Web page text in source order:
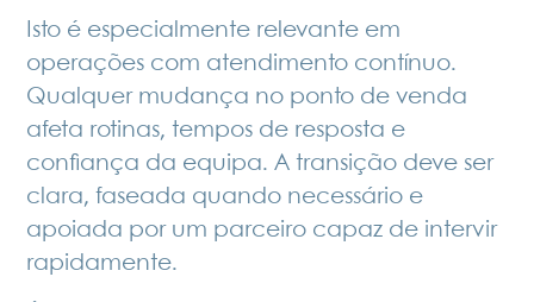
Isto é especialmente relevante em
operações com atendimento contínuo.
Qualquer mudança no ponto de venda
afeta rotinas, tempos de resposta e
confiança da equipa. A transição deve ser
clara, faseada quando necessário e
apoiada por um parceiro capaz de intervir
rapidamente.